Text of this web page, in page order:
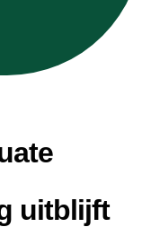
uitblijft